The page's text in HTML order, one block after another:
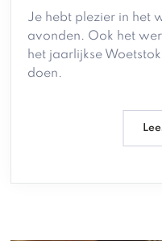
Je hebt plezier in het
avonden. Ook het
het jaarlijkse
doen.